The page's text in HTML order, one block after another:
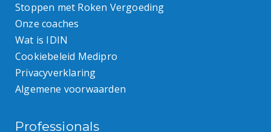
Stoppen met Roken Vergoeding
Onze coaches
Wat is IDIN
Cookiebeleid Medipro
Privacyverklaring
Algemene voorwaarden
Professionals